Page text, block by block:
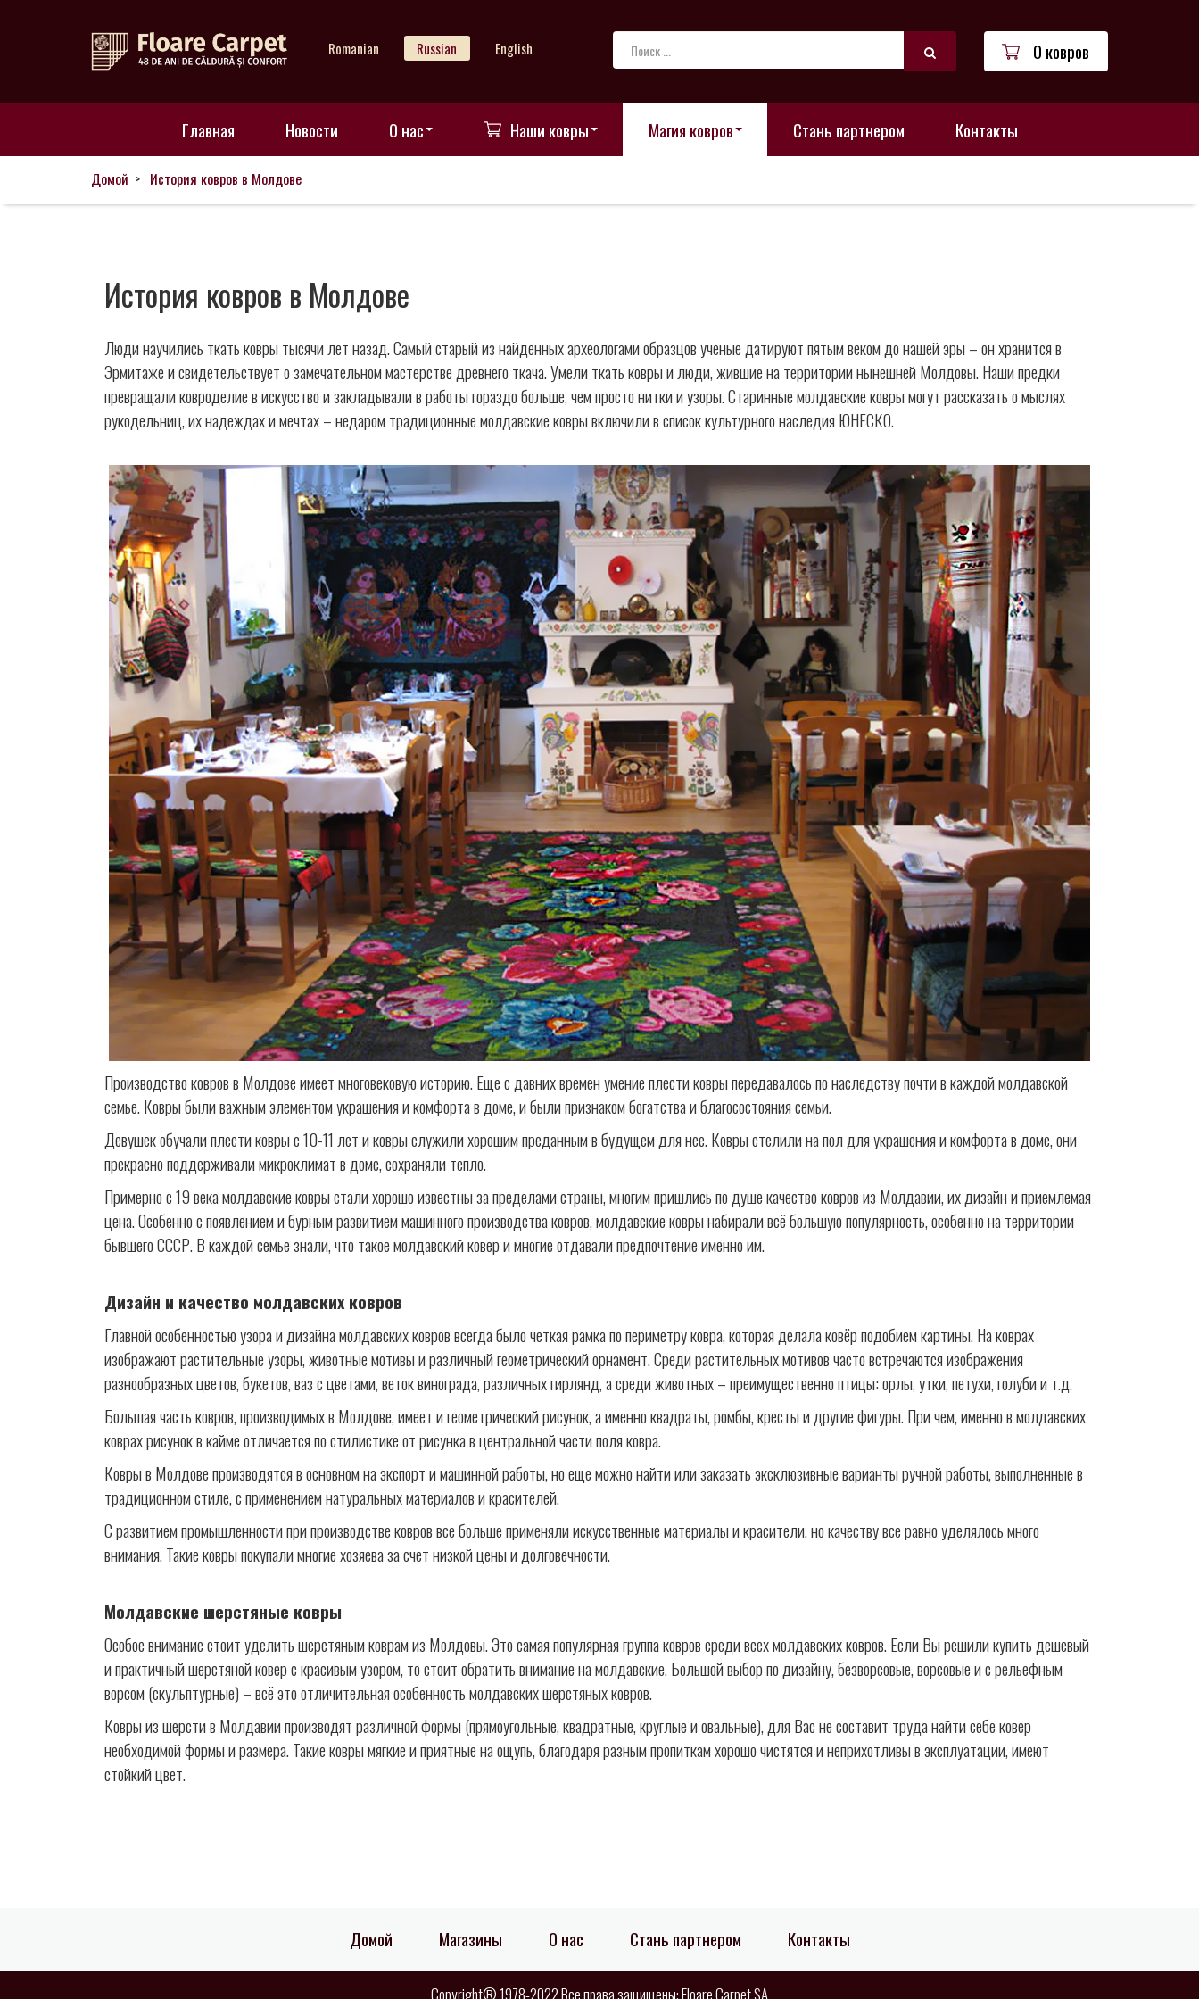
Romanian Russian English 0 ковров
Главная Новости О нас Наши ковры Магия ковров Стань партнером Контакты
Главная
Новости
партнером
Контакты
Домой История ковров в Молдове
История ковров в Молдове
Люди научились ткать ковры тысячи лет назад. Самый старый из найденных археологами образцов ученые датируют пятым веком до нашей эры – он хранится в
Эрмитаже и свидетельствует о замечательном мастерстве древнего ткача. Умели ткать ковры и люди, жившие на территории нынешней Молдовы. Наши предки
превращали ковроделие в искусство и закладывали в работы гораздо больше, чем просто нитки и узоры. Старинные молдавские ковры могут рассказать о мыслях
рукодельниц, их надеждах и мечтах – недаром традиционные молдавские ковры включили в список культурного наследия ЮНЕСКО.
Производство ковров в Молдове имеет многовековую историю. Еще с давних времен умение плести ковры передавалось по наследству почти в каждой молдавской
семье. Ковры были важным элементом украшения и комфорта в доме, и были признаком богатства и благосостояния семьи.
Девушек обучали плести ковры с 10-11 лет и ковры служили хорошим преданным в будущем для нее. Ковры стелили на пол для украшения и комфорта в доме, они
прекрасно поддерживали микроклимат в доме, сохраняли тепло.
Примерно с 19 века молдавские ковры стали хорошо известны за пределами страны, многим пришлись по душе качество ковров из Молдавии, их дизайн и приемлемая
цена. Особенно с появлением и бурным развитием машинного производства ковров, молдавские ковры набирали всё большую популярность, особенно на территории
бывшего СССР. В каждой семье знали, что такое молдавский ковер и многие отдавали предпочтение именно им.
Дизайн и качество молдавских ковров
Главной особенностью узора и дизайна молдавских ковров всегда было четкая рамка по периметру ковра, которая делала ковёр подобием картины. На коврах
изображают растительные узоры, животные мотивы и различный геометрический орнамент. Среди растительных мотивов часто встречаются изображения
разнообразных цветов, букетов, ваз с цветами, веток винограда, различных гирлянд, а среди животных – преимущественно птицы: орлы, утки, петухи, голуби и т.д.
Большая часть ковров, производимых в Молдове, имеет и геометрический рисунок, а именно квадраты, ромбы, кресты и другие фигуры. При чем, именно в молдавских
коврах рисунок в кайме отличается по стилистике от рисунка в центральной части поля ковра.
Ковры в Молдове производятся в основном на экспорт и машинной работы, но еще можно найти или заказать эксклюзивные варианты ручной работы, выполненные в
традиционном стиле, с применением натуральных материалов и красителей.
С развитием промышленности при производстве ковров все больше применяли искусственные материалы и красители, но качеству все равно уделялось много
внимания. Такие ковры покупали многие хозяева за счет низкой цены и долговечности.
Молдавские шерстяные ковры
Особое внимание стоит уделить шерстяным коврам из Молдовы. Это самая популярная группа ковров среди всех молдавских ковров. Если Вы решили купить дешевый
и практичный шерстяной ковер с красивым узором, то стоит обратить внимание на молдавские. Большой выбор по дизайну, безворсовые, ворсовые и с рельефным
ворсом (скульптурные) – всё это отличительная особенность молдавских шерстяных ковров.
Ковры из шерсти в Молдавии производят различной формы (прямоугольные, квадратные, круглые и овальные), для Вас не составит труда найти себе ковер
необходимой формы и размера. Такие ковры мягкие и приятные на ощупь, благодаря разным пропиткам хорошо чистятся и неприхотливы в эксплуатации, имеют
стойкий цвет.
Домой Магазины О нас Стань партнером Контакты
Copyright® 1978-2022 Все права защищены: Floare Carpet SA